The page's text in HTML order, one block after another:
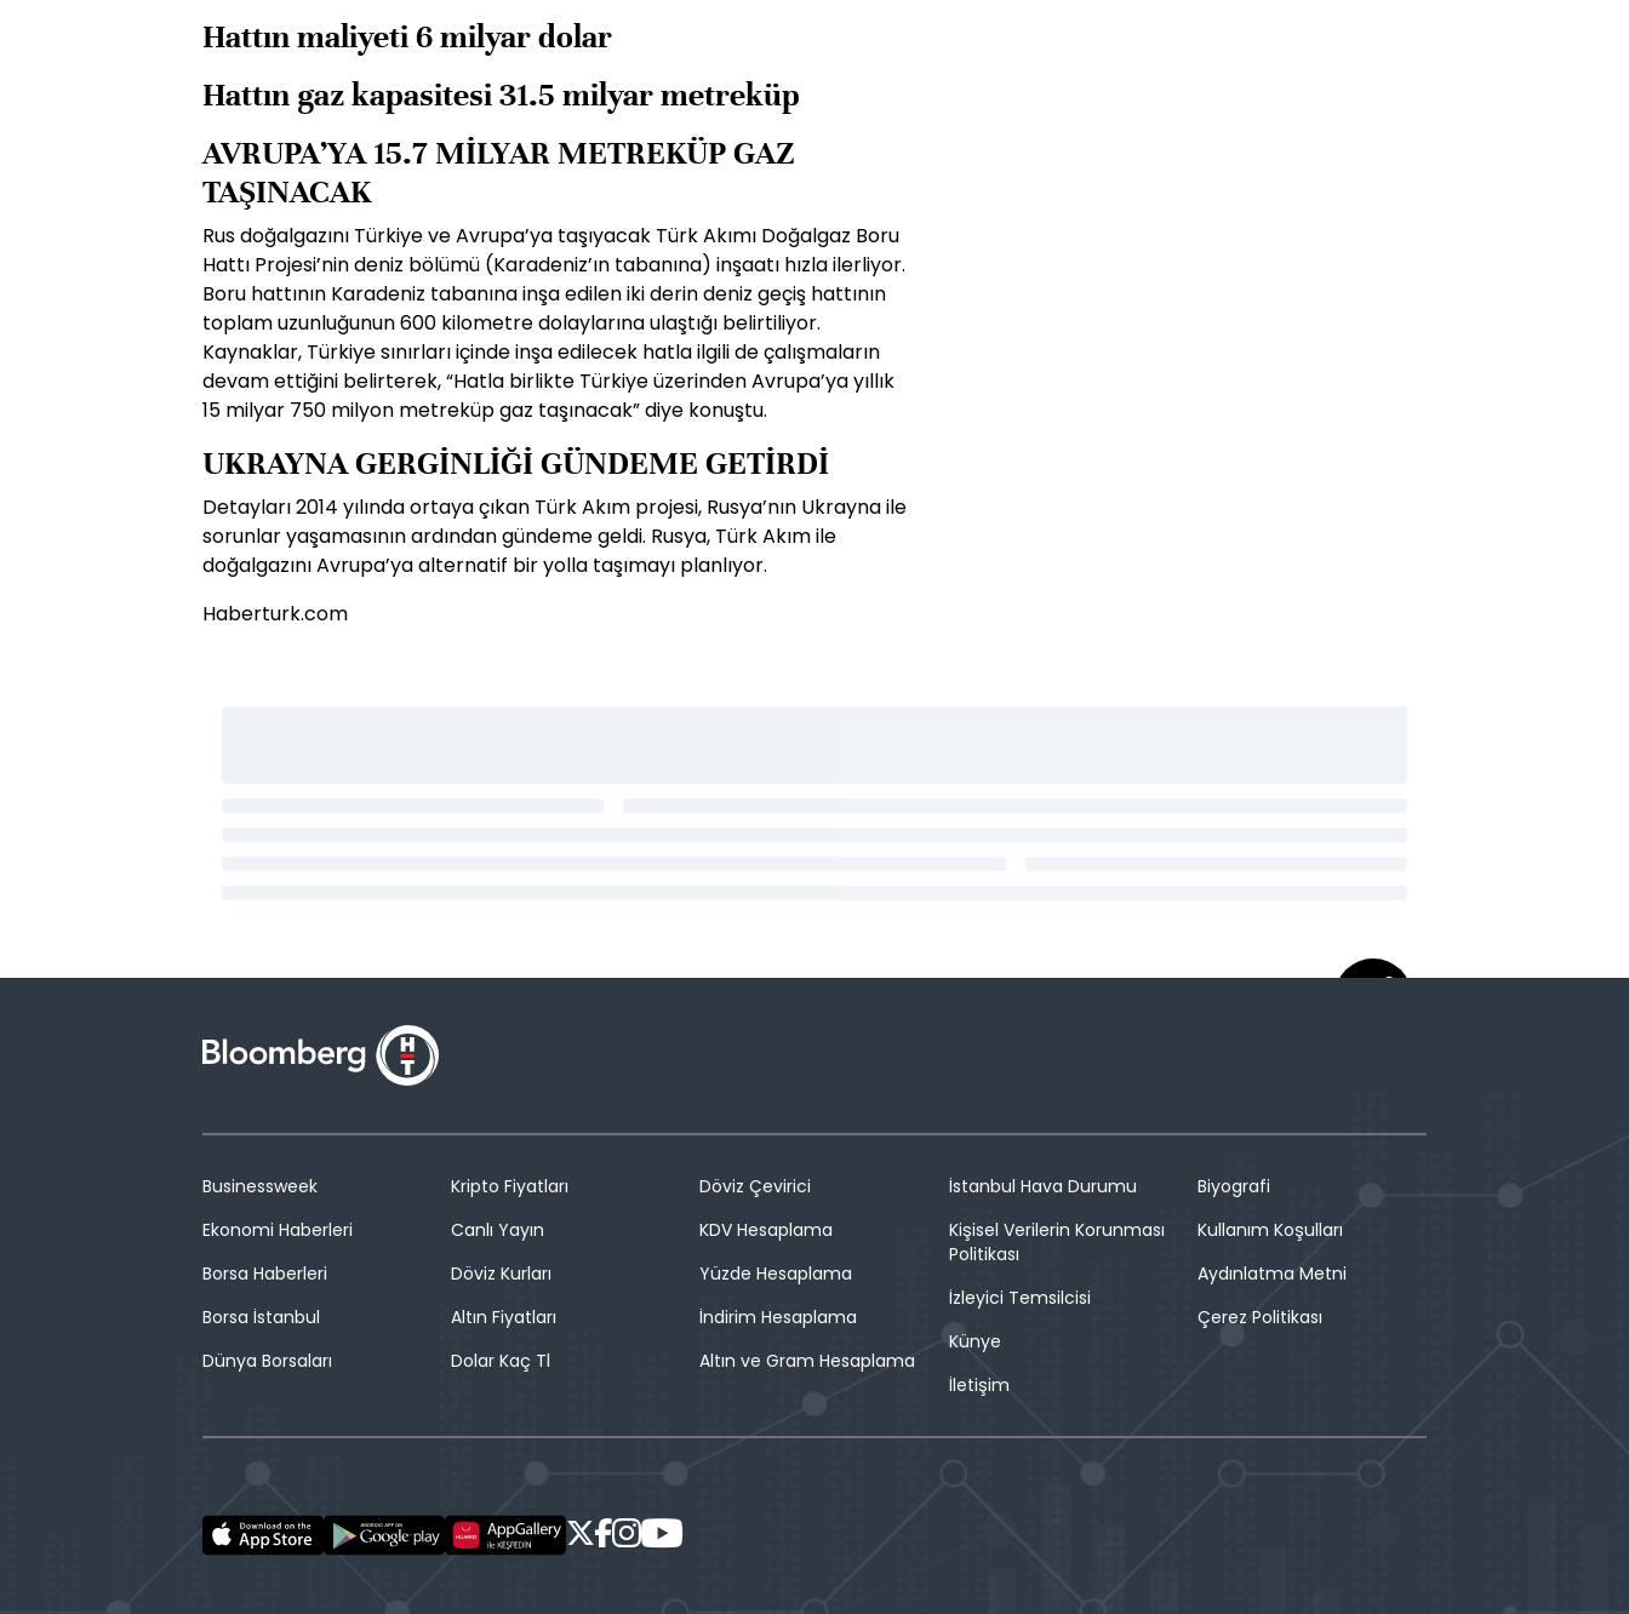
Hattın maliyeti 6 milyar dolar
Hattın gaz kapasitesi 31.5 milyar metreküp
AVRUPA’YA 15.7 MİLYAR METREKÜP GAZ
TAŞINACAK
Rus doğalgazını Türkiye ve Avrupa’ya taşıyacak Türk Akımı Doğalgaz Boru
Hattı Projesi’nin deniz bölümü (Karadeniz’ın tabanına) inşaatı hızla ilerliyor.
Boru hattının Karadeniz tabanına inşa edilen iki derin deniz geçiş hattının
toplam uzunluğunun 600 kilometre dolaylarına ulaştığı belirtiliyor.
Kaynaklar, Türkiye sınırları içinde inşa edilecek hatla ilgili de çalışmaların
devam ettiğini belirterek, “Hatla birlikte Türkiye üzerinden Avrupa’ya yıllık
15 milyar 750 milyon metreküp gaz taşınacak” diye konuştu.
UKRAYNA GERGİNLİĞİ GÜNDEME GETİRDİ
Detayları 2014 yılında ortaya çıkan Türk Akım projesi, Rusya’nın Ukrayna ile
sorunlar yaşamasının ardından gündeme geldi. Rusya, Türk Akım ile
doğalgazını Avrupa’ya alternatif bir yolla taşımayı planlıyor.
Haberturk.com
Businessweek
Ekonomi Haberleri
Borsa Haberleri
Borsa İstanbul
Dünya Borsaları
Kripto Fiyatları
Canlı Yayın
Döviz Kurları
Altın Fiyatları
Dolar Kaç Tl
Döviz Çevirici
KDV Hesaplama
Yüzde Hesaplama
İndirim Hesaplama
Altın ve Gram Hesaplama
İstanbul Hava Durumu
Kişisel Verilerin Korunması
Politikası
İzleyici Temsilcisi
Künye
İletişim
Biyografi
Kullanım Koşulları
Aydınlatma Metni
Çerez Politikası